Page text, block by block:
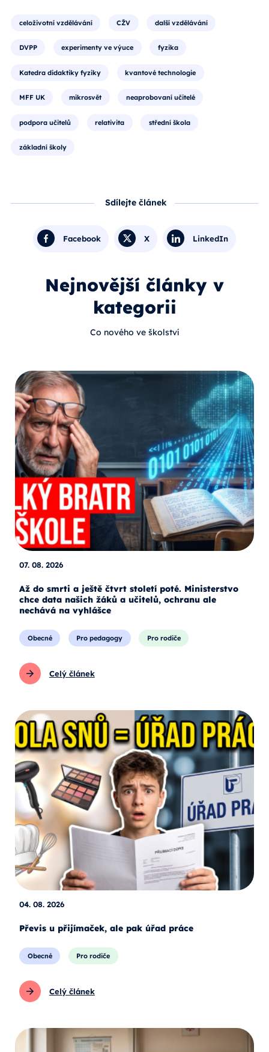
celoživotní vzdělávání CŽV další vzdělávání
DVPP experimenty ve výuce fyzika
Katedra didaktiky fyziky kvantové technologie
MFF UK mikrosvět neaprobovaní učitelé
podpora učitelů relativita střední škola
základní školy
Sdílejte článek
Facebook X LinkedIn
Nejnovější články v
kategorii
Co nového ve školství
07. 08. 2026
Až do smrti a ještě čtvrt století poté. Ministerstvo
chce data našich žáků a učitelů, ochranu ale
nechává na vyhlášce
Obecné Pro pedagogy Pro rodiče
Celý článek
04. 08. 2026
Převis u přijímaček, ale pak úřad práce
Obecné Pro rodiče
Celý článek